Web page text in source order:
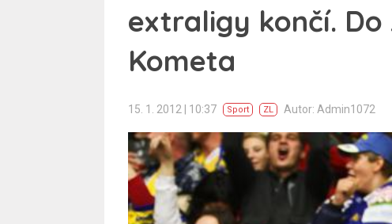
extraligy končí.
Kometa
15. 1. 2012 | 10:37 Sport ZL Autor: Admin1072